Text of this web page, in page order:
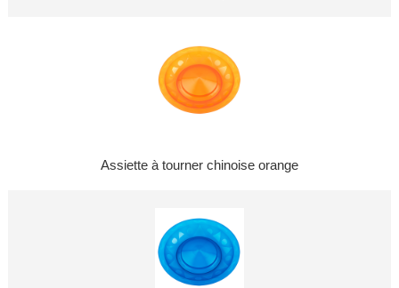
Assiette à tourner chinoise orange